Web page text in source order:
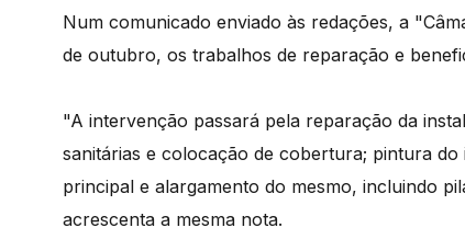
Num comunicado enviado às redações, a
de outubro, os trabalhos de reparação e
"A intervenção passará pela reparação da
sanitárias e colocação de cobertura; pintura
principal e alargamento do mesmo, incluindo
acrescenta a mesma nota.